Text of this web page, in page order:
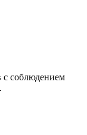
с соблюдением